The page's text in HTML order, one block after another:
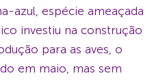
azul, espécie ameaçada
investiu na construção
para as aves, o
em maio, mas sem